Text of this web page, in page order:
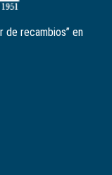
El
de recambios” en